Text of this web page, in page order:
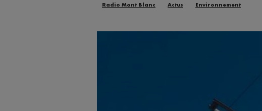
Radio Mont Blanc Actus Environnement